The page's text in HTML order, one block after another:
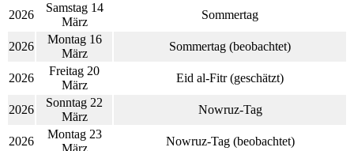
2026
Samstag 14
März
Sommertag
2026
Montag 16
März
Sommertag (beobachtet)
2026
Freitag 20
März
Eid al-Fitr (geschätzt)
2026
Sonntag 22
März
Nowruz-Tag
2026
Montag 23
Nowruz-Tag (beobachtet)